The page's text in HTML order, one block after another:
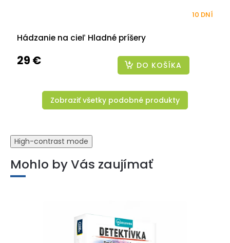
Hádzanie na cieľ Hladné príšery
10 DNÍ
29 € DO KOŠÍKA
Zobraziť všetky podobné produkty
High-contrast mode
Mohlo by Vás zaujímať